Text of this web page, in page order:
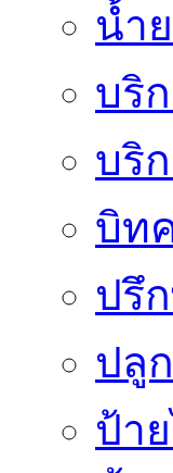
น้ำ
บริ
บริ
บิท
ปรึ
ปลู
ป้า